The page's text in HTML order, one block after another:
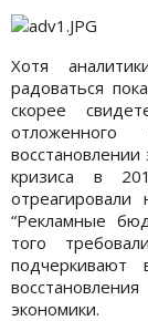
Хотя
радоваться
скорее
кризиса в
“Рекламные
того
экономики.